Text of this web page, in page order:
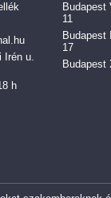
Irén u.
h
Budapest
11
Budapest
17
Budapest